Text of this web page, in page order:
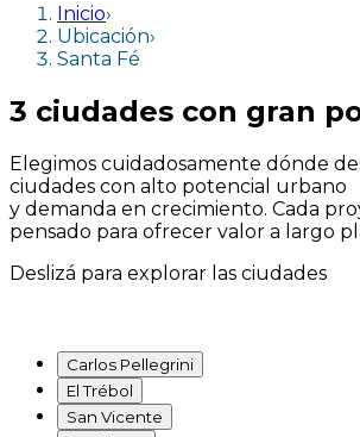
Inicio›
Ubicación›
Santa Fé
3 ciudades con gran
Elegimos cuidadosamente dónde
ciudades con alto potencial urbano
y demanda en crecimiento. Cada
pensado para ofrecer valor a largo
Deslizá para explorar las ciudades
Carlos Pellegrini
El Trébol
San Vicente